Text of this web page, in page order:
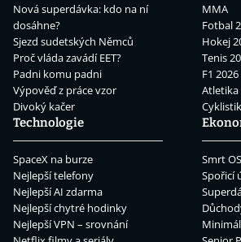
Nová superdávka: kdo na ní
dosáhne?
Sjezd sudetských Němců
Proč vláda zavádí EET?
Padni komu padni
Výpověď z práce vzor
Divoký kačer
MMA
Fotbal
Hokej
Tenis
F1 2026
Atletika
Technologie
SpaceX na burze
Nejlepší telefony
Nejlepší AI zdarma
Nejlepší chytré hodinky
Nejlepší VPN – srovnání
Smrt
Spořicí